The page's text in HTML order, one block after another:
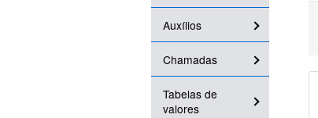
Auxílios
Chamadas
Tabelas de
valores